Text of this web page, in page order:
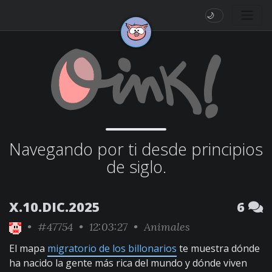
🌙
Navegando por ti desde principios
de siglo.
X.10.DIC.2025 6
• #47754 • 12:03:27 • Animales
El mapa migratorio de los billonarios te muestra dónde
ha nacido la gente más rica del mundo y dónde viven